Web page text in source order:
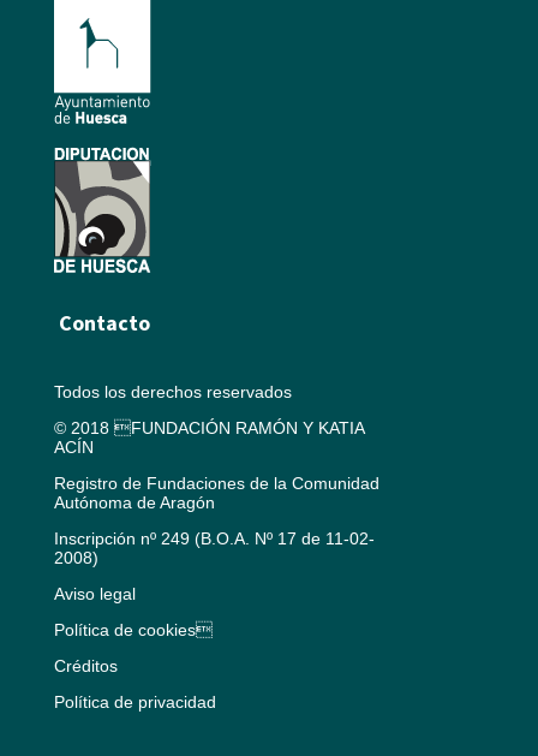
Contacto
Todos los derechos reservados
© 2018 FUNDACIÓN RAMÓN Y KATIA
ACÍN
Registro de Fundaciones de la Comunidad
Autónoma de Aragón
Inscripción nº 249 (B.O.A. Nº 17 de 11-02-
2008)
Aviso legal
Política de cookies
Créditos
Política de privacidad